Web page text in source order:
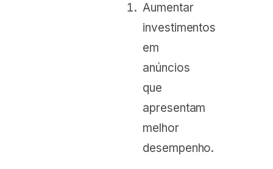
Aumentar
investimentos
em
anúncios
que
apresentam
melhor
desempenho.